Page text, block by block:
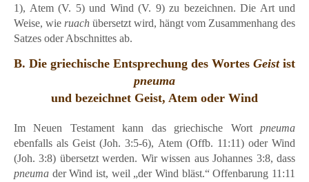
1), Atem (V. 5) und Wind (V. 9) zu bezeichnen. Die Art und
Weise, wie ruach übersetzt wird, hängt vom Zusammenhang des
Satzes oder Abschnittes ab.
B. Die griechische Entsprechung des Wortes Geistist
pneuma
und bezeichnet Geist, Atem oder Wind
Im Neuen Testament kann das griechische Wort pneuma
ebenfalls als Geist (Joh. 3:5-6), Atem (Offb. 11:11) oder Wind
(Joh. 3:8) übersetzt werden. Wir wissen aus Johannes 3:8, dass
pneuma der Wind ist, weil „der Wind bläst.“ Offenbarung 11:11